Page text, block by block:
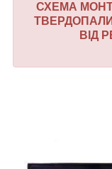
СХЕМА
ВІД